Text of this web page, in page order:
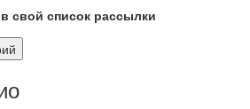
свой список рассылки